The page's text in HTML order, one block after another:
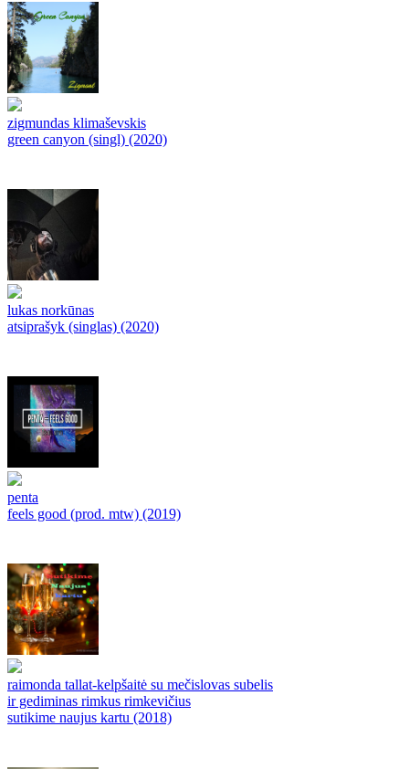
zigmundas klimaševskis
green canyon (singl) (2020)
lukas norkūnas
atsiprašyk (singlas) (2020)
penta
feels good (prod. mtw) (2019)
raimonda tallat-kelpšaitė su mečislovas subelis
ir gediminas rimkus rimkevičius
sutikime naujus kartu (2018)